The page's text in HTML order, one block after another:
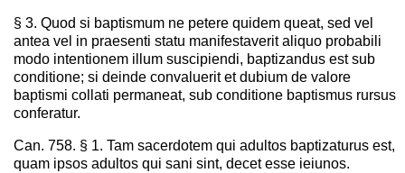
§ 3. Quod si baptismum ne petere quidem queat, sed vel
antea vel in praesenti statu manifestaverit aliquo probabili
modo intentionem illum suscipiendi, baptizandus est sub
conditione; si deinde convaluerit et dubium de valore
baptismi collati permaneat, sub conditione baptismus rursus
conferatur.
Can. 758. § 1. Tam sacerdotem qui adultos baptizaturus est,
quam ipsos adultos qui sani sint, decet esse ieiunos.